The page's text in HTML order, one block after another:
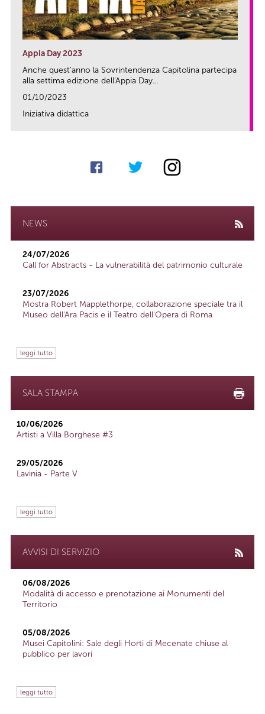
Appia Day 2023
Anche quest'anno la Sovrintendenza Capitolina partecipa
alla settima edizione dell'Appia Day...
01/10/2023
Iniziativa didattica
NEWS
24/07/2026
Call for Abstracts - La vulnerabilità del patrimonio culturale
23/07/2026
Mostra Robert Mapplethorpe, collaborazione speciale tra il
Museo dell'Ara Pacis e il Teatro dell'Opera di Roma
leggi tutto
SALA STAMPA
10/06/2026
Artisti a Villa Borghese #3
29/05/2026
Lavinia - Parte V
leggi tutto
AVVISI DI SERVIZIO
06/08/2026
Modalità di accesso e prenotazione ai Monumenti del
Territorio
05/08/2026
Musei Capitolini: Sale degli Horti di Mecenate chiuse al
pubblico per lavori
leggi tutto